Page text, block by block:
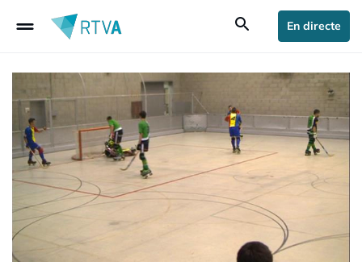
drag_handle search En directe